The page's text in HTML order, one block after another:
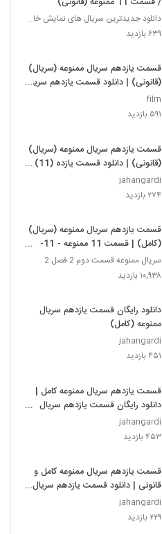
دانلود جدیدترین سریال های نمایش خانگی
۶۳۹ بازدید
قسمت یازدهم سریال ممنوعه (سریال)
(قانونی) | دانلود قسمت یازدهم سریال
ممنوعه یازده -11-
film
۵۹۱ بازدید
قسمت یازدهم سریال ممنوعه (سریال)
(قانونی) | دانلود قسمت یازده (11)
سریال ممنوعه .یازده
jahangardi
۲۷۴ بازدید
قسمت یازدهم سریال ممنوعه (سریال)
(کامل) | قسمت 11 ممنوعه - 11-
یازده - قانونی
سریال ممنوعه قسمت دوم 2 فصل 2
۱۰,۹۳۸ بازدید
دانلود رایگان قسمت یازدهم سریال
ممنوعه (کامل)
jahangardi
۴۵۱ بازدید
قسمت یازدهم سریال ممنوعه کامل |
دانلود رایگان قسمت یازدهم سریال
ممنوعه -HD-
jahangardi
۴۵۳ بازدید
قسمت یازدهم سریال ممنوعه کامل و
قانونی | دانلود قسمت یازدهم سریال
ممنوعه
jahangardi
۲۲۹ بازدید